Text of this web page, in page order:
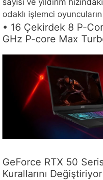
sayısı ve yıldırım
odaklı işlemci
• 16 Çekirdek 8 P-
GHz P-core Max
GeForce RTX 50
Kurallarını Değiştiriyor